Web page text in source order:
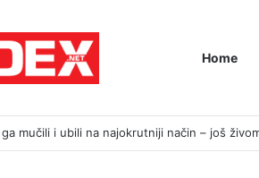
Home
ga mučili i ubili na najokrutniji način – još